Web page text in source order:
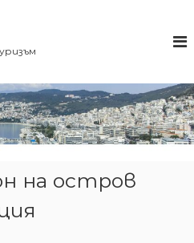
на остров